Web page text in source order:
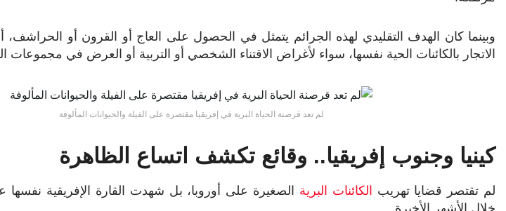
وبينما كان الهدف التقليدي لهذه الجرائم يتمثل في الحصول على العاج أو القرون أو الحراشف،
الاتجار بالكائنات الحية نفسها، سواء لأغراض الاقتناء الشخصي أو التربية أو العرض في مجموعات
لم تعد قرصنة الحياة البرية في إفريقيا مقتصرة على الفيلة والحيوانات المألوفة
كينيا وجنوب إفريقيا.. وقائع تكشف اتساع الظاهرة
لم تقتصر قضايا تهريب الكائنات البرية الصغيرة على أوروبا، بل شهدت القارة الإفريقية نفسها
خلال الأشهر الأخيرة.